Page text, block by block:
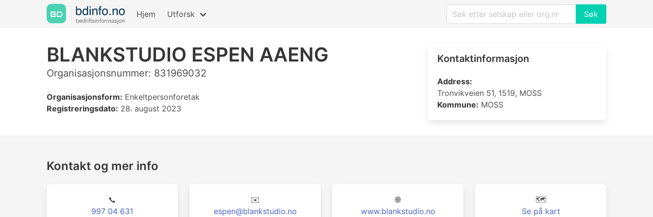
Hjem Utforsk Søk
BLANKSTUDIO ESPEN AAENG
Organisasjonsnummer: 831969032
Organisasjonsform: Enkeltpersonforetak
Registreringsdato: 28. august 2023
Kontaktinformasjon
Address:
Tronvikveien 51, 1519, MOSS
Kommune: MOSS
Kontakt og mer info
📞
997 04 631
✉️
espen@blankstudio.no
🌐
www.blankstudio.no
🗺️
Se på kart